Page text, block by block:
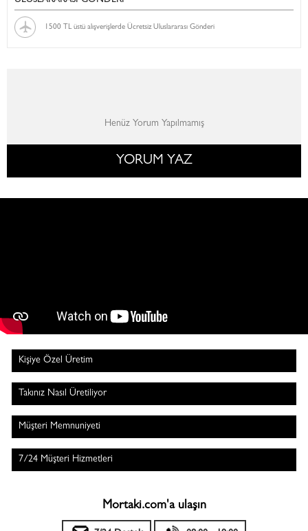
1500 TL üstü alışverişlerde Ücretsiz Uluslararası Gönderi
Henüz Yorum Yapılmamış
YORUM YAZ
Kişiye Özel Üretim
Takınız Nasıl Üretiliyor
Müşteri Memnuniyeti
7/24 Müşteri Hizmetleri
Mortaki.com'a ulaşın